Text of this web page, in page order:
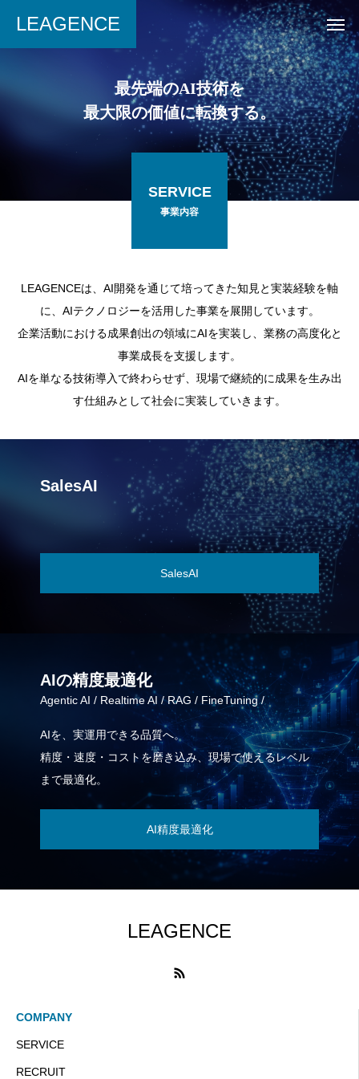
LEAGENCE
最先端のAI技術を
最大限の価値に転換する。
SERVICE
事業内容
LEAGENCEは、AI開発を通じて培ってきた知見と実装経験を軸
に、AIテクノロジーを活用した事業を展開しています。
企業活動における成果創出の領域にAIを実装し、業務の高度化と
事業成長を支援します。
AIを単なる技術導入で終わらせず、現場で継続的に成果を生み出
す仕組みとして社会に実装していきます。
SalesAI
SalesAI
AIの精度最適化
Agentic AI / Realtime AI / RAG / FineTuning /
AIを、実運用できる品質へ。
精度・速度・コストを磨き込み、現場で使えるレベル
まで最適化。
AI精度最適化
LEAGENCE
COMPANY
SERVICE
RECRUIT